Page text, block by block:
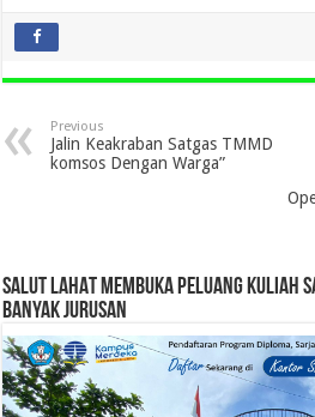
Previous
Jalin Keakraban Satgas TMMD
komsos Dengan Warga”
SALUT LAHAT MEMBUKA PELUANG KULIAH
BANYAK JURUSAN